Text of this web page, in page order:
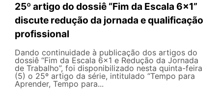
25º artigo do dossiê “Fim da Escala 6×1”
discute redução da jornada e qualificação
profissional
Dando continuidade à publicação dos artigos do
dossiê “Fim da Escala 6×1 e Redução da Jornada
de Trabalho”, foi disponibilizado nesta quinta-feira
(5) o 25º artigo da série, intitulado “Tempo para
Aprender, Tempo para...